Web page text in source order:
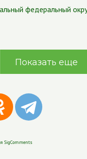
федеральный
Показать еще
SigComments